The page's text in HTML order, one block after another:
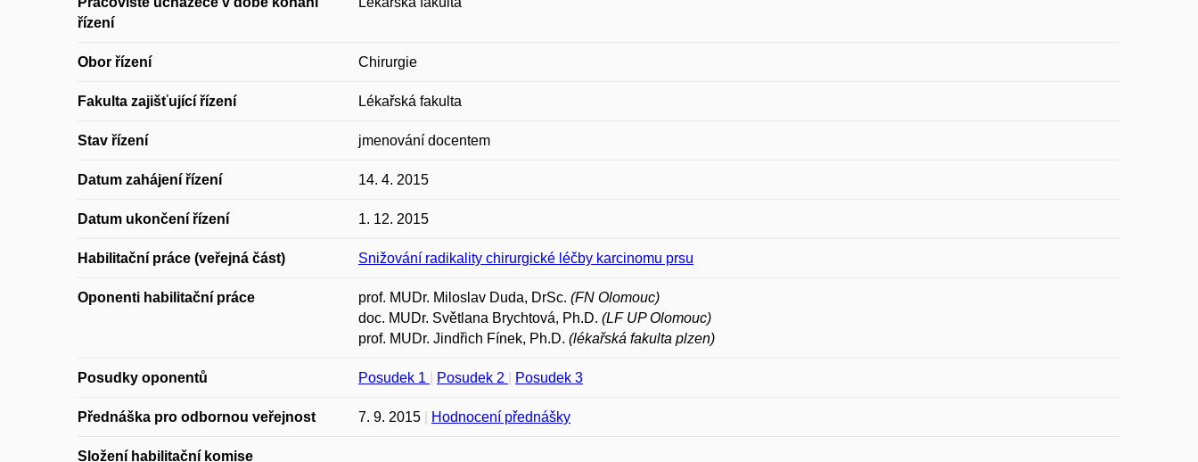
řízení
Obor řízení Chirurgie
Fakulta zajišťující řízení Lékařská fakulta
Stav řízení jmenování docentem
Datum zahájení řízení 14. 4. 2015
Datum ukončení řízení 1. 12. 2015
Habilitační práce (veřejná část) Snižování radikality chirurgické léčby karcinomu prsu
Oponenti habilitační práce prof. MUDr. Miloslav Duda, DrSc. (FN Olomouc)
doc. MUDr. Světlana Brychtová, Ph.D. (LF UP Olomouc)
prof. MUDr. Jindřich Fínek, Ph.D. (lékařská fakulta plzen)
Posudky oponentů Posudek 1 Posudek 2 Posudek 3
Přednáška pro odbornou veřejnost 7. 9. 2015 Hodnocení přednášky
Složení habilitační komise